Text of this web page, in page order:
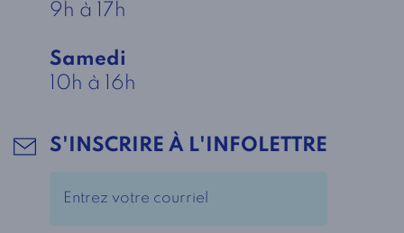
9h à 17h
Samedi
10h à 16h
S'INSCRIRE À L'INFOLETTRE